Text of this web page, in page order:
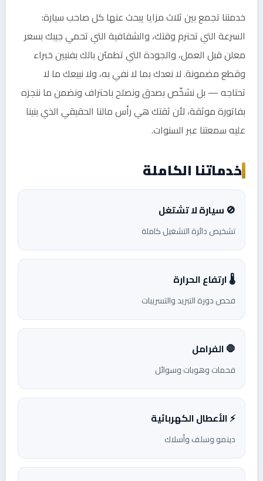
خدمتنا تجمع بين ثلاث مزايا يبحث عنها كل صاحب سيارة:
السرعة التي تحترم وقتك، والشفافية التي تحمي جيبك بسعر
معلن قبل العمل، والجودة التي تطمئن بالك بفنيين خبراء
وقطع مضمونة. لا نعدك بما لا نفي به، ولا نبيعك ما لا
تحتاجه — بل نشخّص بصدق ونصلح باحتراف ونضمن ما ننجزه
بفاتورة موثقة، لأن ثقتك هي رأس مالنا الحقيقي الذي بنينا
عليه سمعتنا عبر السنوات.
خدماتنا الكاملة
🚫 سيارة لا تشتغل
تشخيص دائرة التشغيل كاملة
🌡️ ارتفاع الحرارة
فحص دورة التبريد والتسريبات
🛑 الفرامل
فحمات وهوبات وسوائل
⚡ الأعطال الكهربائية
دينمو وسلف وأسلاك